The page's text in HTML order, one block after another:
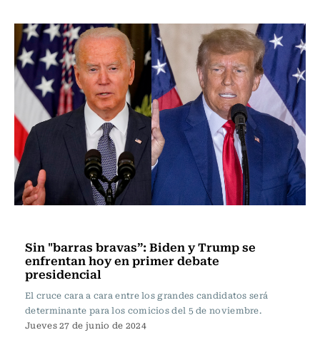
Sin "barras bravas”: Biden y Trump se
enfrentan hoy en primer debate
presidencial
El cruce cara a cara entre los grandes candidatos será
determinante para los comicios del 5 de noviembre.
Jueves 27 de junio de 2024